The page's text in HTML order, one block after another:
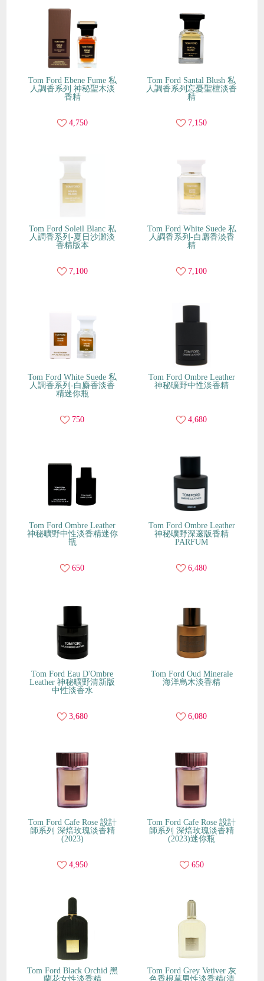
Tom Ford Ebene Fume 私
人調香系列 神秘聖木淡
香精
4,750
Tom Ford Santal Blush 私
人調香系列忘憂聖檀淡香
精
7,150
Tom Ford Soleil Blanc 私
人調香系列-夏日沙灘淡
香精版本
7,100
Tom Ford White Suede 私
人調香系列-白麝香淡香
精
7,100
Tom Ford White Suede 私
人調香系列-白麝香淡香
精迷你瓶
750
Tom Ford Ombre Leather
神秘曠野中性淡香精
4,680
Tom Ford Ombre Leather
神秘曠野中性淡香精迷你
瓶
650
Tom Ford Ombre Leather
神秘曠野深邃版香精
PARFUM
6,480
Tom Ford Eau D'Ombre
Leather 神秘曠野清新版
中性淡香水
3,680
Tom Ford Oud Minerale
海洋烏木淡香精
6,080
Tom Ford Cafe Rose 設計
師系列 深焙玫瑰淡香精
(2023)
4,950
Tom Ford Cafe Rose 設計
師系列 深焙玫瑰淡香精
(2023)迷你瓶
650
Tom Ford Black Orchid 黑
蘭花女性淡香精
Tom Ford Grey Vetiver 灰
色香根草男性淡香精(清